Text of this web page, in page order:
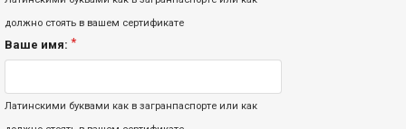
должно стоять в вашем сертификате
Ваше имя:
Латинскими буквами как в загранпаспорте или как